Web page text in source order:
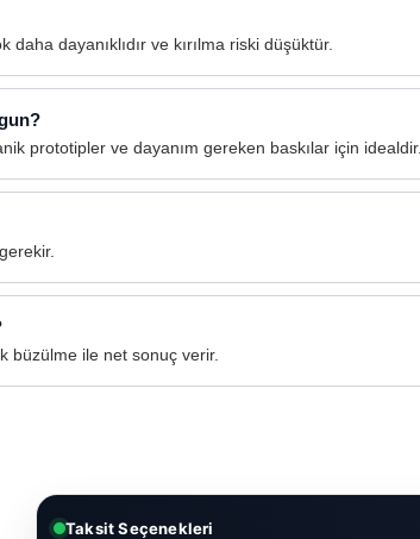
dayanıklıdır ve kırılma riski düşüktür.
prototipler ve dayanım gereken baskılar için idealdir.
büzülme ile net sonuç verir.
Taksit Seçenekleri